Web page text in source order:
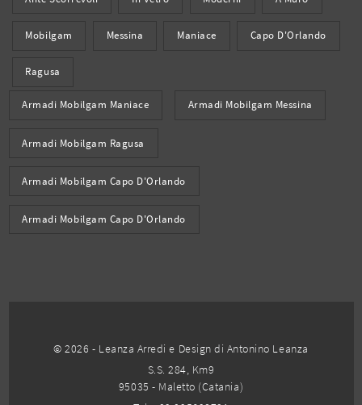
Mobilgam Messina Maniace Capo D'Orlando
Ragusa
Armadi Mobilgam Maniace Armadi Mobilgam Messina
Armadi Mobilgam Ragusa
Armadi Mobilgam Capo D'Orlando
Armadi Mobilgam Capo D'Orlando
© 2026 - Leanza Arredi e Design di Antonino Leanza
S.S. 284, Km9
95035 - Maletto (Catania)